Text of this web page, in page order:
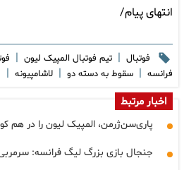
انتهای پیام/
فوتبال | تیم فوتبال المپیک لیون |
فرانسه | سقوط به دسته دو | لاشامپیونه |
اخبار مرتبط
پاری‌سن‌ژرمن، المپیک لیون را در هم
جنجال بازی بزرگ لیگ فرانسه: